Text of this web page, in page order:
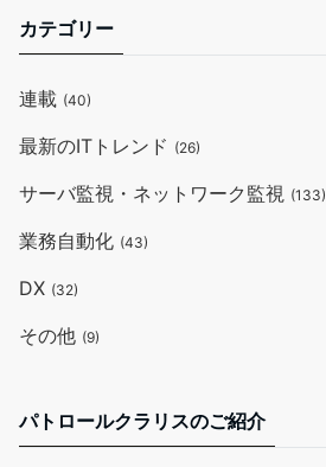
カテゴリー
連載 (40)
最新のITトレンド (26)
サーバ監視・ネットワーク監視 (133)
業務自動化 (43)
DX (32)
その他 (9)
パトロールクラリスのご紹介